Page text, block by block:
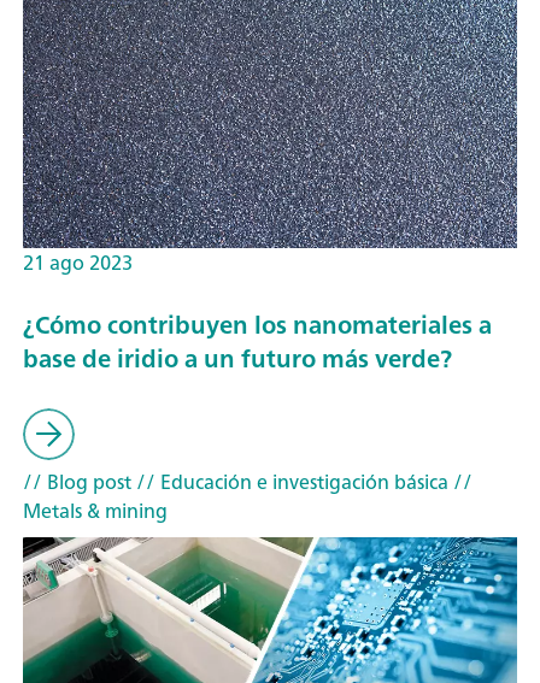
21 ago 2023
¿Cómo contribuyen los nanomateriales a
base de iridio a un futuro más verde?
// Blog post// Educación e investigación básica //
Metals & mining